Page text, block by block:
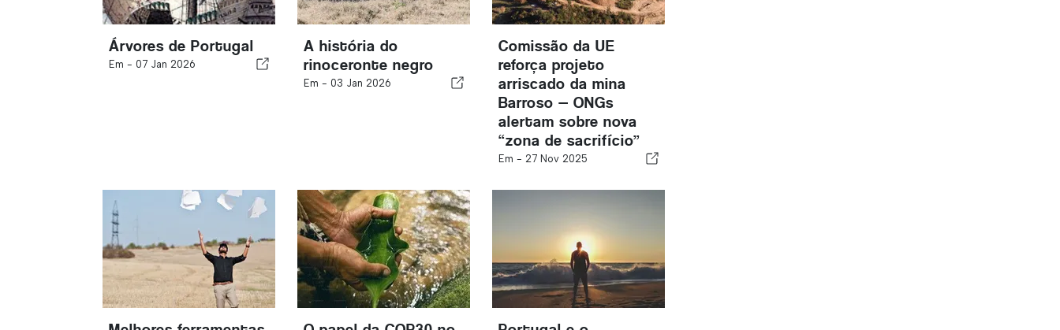
Árvores de Portugal
Em - 07 Jan 2026
A história do
rinoceronte negro
Em - 03 Jan 2026
Comissão da UE
reforça projeto
arriscado da mina
Barroso — ONGs
alertam sobre nova
“zona de sacrifício”
Em - 27 Nov 2025